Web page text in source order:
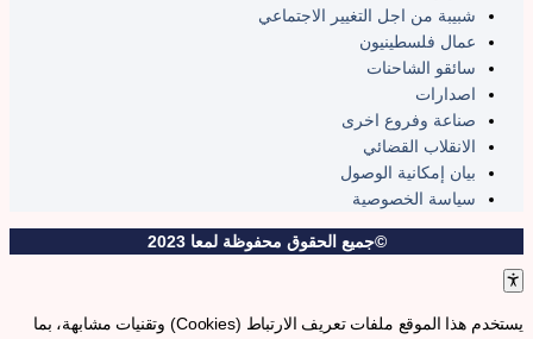
شبيبة من اجل التغيير الاجتماعي
عمال فلسطينيون
سائقو الشاحنات
اصدارات
صناعة وفروع اخرى
الانقلاب القضائي
بيان إمكانية الوصول
سياسة الخصوصية
©جميع الحقوق محفوظة لمعا 2023
يستخدم هذا الموقع ملفات تعريف الارتباط (Cookies) وتقنيات مشابهة، بما